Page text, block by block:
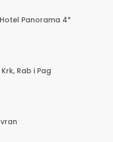
Panorama 4*
Rab i Pag